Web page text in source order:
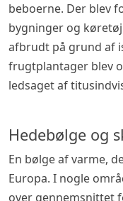
beboerne. Der blev
bygninger og
afbrudt på grund af
frugtplantager blev
ledsaget af
Hedebølge og
En bølge af varme,
Europa. I nogle
over gennemsnittet